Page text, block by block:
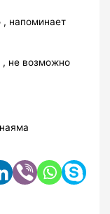
, напоминает
, не возможно